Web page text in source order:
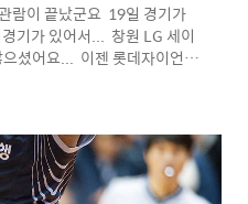
람이 끝났군요 19일 경기가
기가 있어서... 창원 LG 세이
셨어요... 이젠 롯데자이언
갈지 모르겠지만... 야구장
을지 모르겠다는...ㅋ ㅡ.
All pictures cannot be
2012.